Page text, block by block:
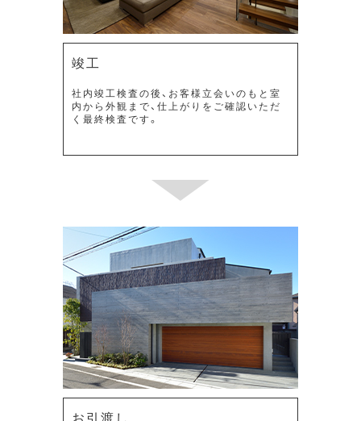
竣工
社内竣工検査の後、お客様立会いのもと室
内から外観まで、仕上がりをご確認いただ
く最終検査です。
お引渡し